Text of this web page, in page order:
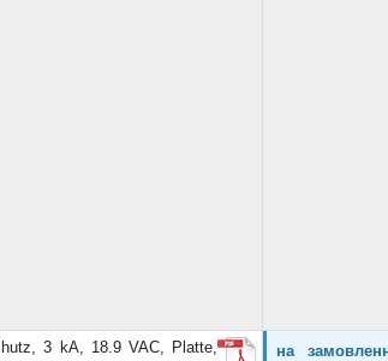
3 kA, 18.9 VAC, Platte,
на